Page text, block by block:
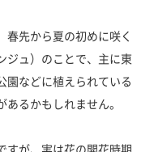
先から夏の初めに咲く
ジュ）のことで、主に東
園などに植えられている
るかもしれません。
すが、実は花の開花時期